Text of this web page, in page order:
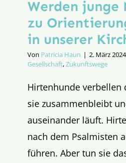
Werden junge
zu
in unserer
Von Patricia Haun | 2. März 2024
Gesellschaft,Zukunftswege
Hirtenhunde verbellen
sie zusammenbleibt
auseinander läuft.
nach dem Psalmisten
führen. Aber tun sie